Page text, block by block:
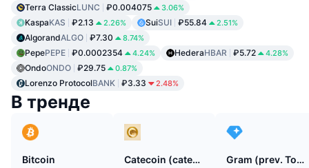
Terra ClassicLUNC ₽0.004075 3.06%
KaspaKAS ₽2.13 2.26% SuiSUI ₽55.84 2.51%
AlgorandALGO ₽7.30 8.74%
PepePEPE ₽0.0002354 4.24% HederaHBAR ₽5.72 4.28%
OndoONDO ₽29.75 0.87%
Lorenzo ProtocolBANK ₽3.33 2.48%
В тренде
Bitcoin
Catecoin (catecoin.shop)
Gram (prev. Toncoin)